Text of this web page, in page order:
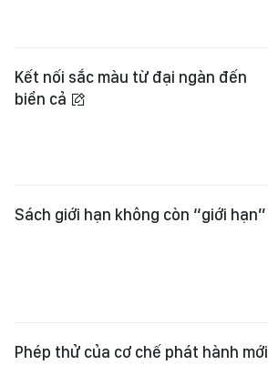
Kết nối sắc màu từ đại ngàn đến
biển cả
Sách giới hạn không còn “giới hạn”
Phép thử của cơ chế phát hành mới